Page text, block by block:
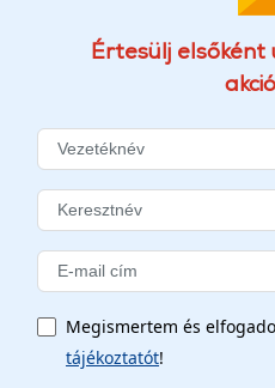
Értesülj elsőként
Megismertem és
tájékoztatót!